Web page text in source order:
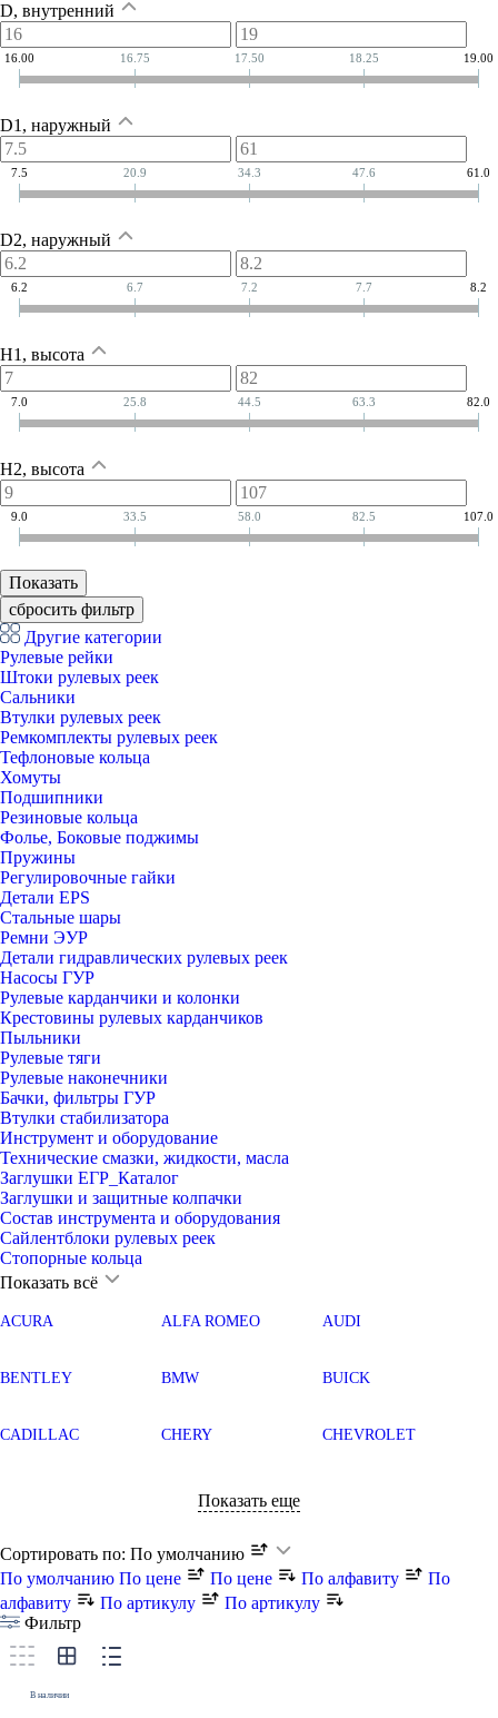
D, внутренний
16.00 16.75 17.50 18.25 19.00
D1, наружный
7.5 20.9 34.3 47.6 61.0
D2, наружный
6.2 6.7 7.2 7.7 8.2
H1, высота
7.0 25.8 44.5 63.3 82.0
H2, высота
9.0 33.5 58.0 82.5 107.0
Другие категории
Рулевые рейки
Штоки рулевых реек
Сальники
Втулки рулевых реек
Ремкомплекты рулевых реек
Тефлоновые кольца
Хомуты
Подшипники
Резиновые кольца
Фолье, Боковые поджимы
Пружины
Регулировочные гайки
Детали EPS
Стальные шары
Ремни ЭУР
Детали гидравлических рулевых реек
Насосы ГУР
Рулевые карданчики и колонки
Крестовины рулевых карданчиков
Пыльники
Рулевые тяги
Рулевые наконечники
Бачки, фильтры ГУР
Втулки стабилизатора
Инструмент и оборудование
Технические смазки, жидкости, масла
Заглушки ЕГР_Каталог
Заглушки и защитные колпачки
Состав инструмента и оборудования
Сайлентблоки рулевых реек
Стопорные кольца
Показать всё
ACURA ALFA ROMEO AUDI
BENTLEY BMW BUICK
CADILLAC CHERY CHEVROLET
Показать еще
Сортировать по: По умолчанию
По умолчанию По цене По цене По алфавиту
По
алфавиту
По артикулу
По артикулу
Фильтр
В наличии